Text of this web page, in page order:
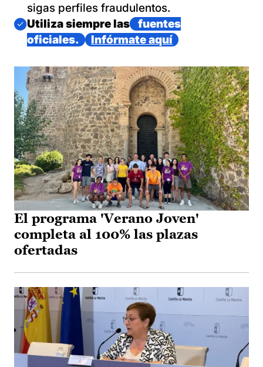
sigas perfiles fraudulentos.
Imagen
Utiliza siempre las
fuentes
oficiales.
Infórmate aquí
El programa 'Verano Joven'
completa al 100% las plazas
ofertadas